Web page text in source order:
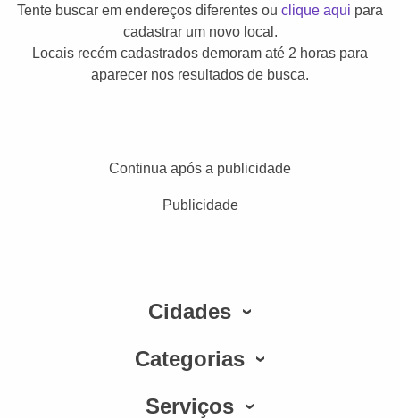
Tente buscar em endereços diferentes ou clique aqui para
cadastrar um novo local.
Locais recém cadastrados demoram até 2 horas para
aparecer nos resultados de busca.
Continua após a publicidade
Publicidade
Cidades
Categorias
Serviços